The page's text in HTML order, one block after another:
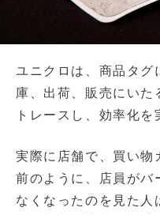
ユニクロは、商品タグ
庫、出荷、販売にいた
トレースし、効率化を
実際に店舗で、買い物
前のように、店員がバ
なくなったのを見た人